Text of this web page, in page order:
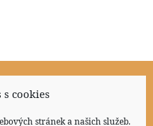
s cookies
stránek a našich služeb.